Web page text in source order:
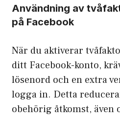
Användning av
på Facebook
När du aktiverar
ditt Facebook-konto,
lösenord och en extra
logga in. Detta
obehörig åtkomst,